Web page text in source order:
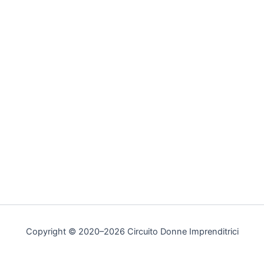
Copyright © 2020–2026 Circuito Donne Imprenditrici